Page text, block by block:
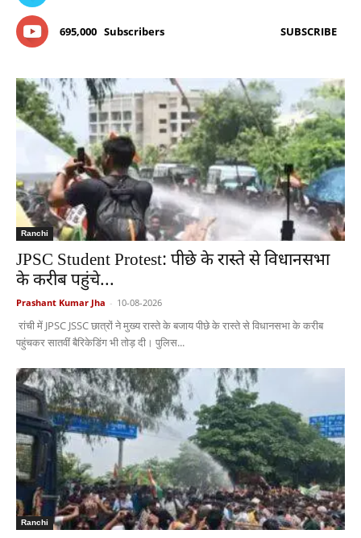
695,000 Subscribers SUBSCRIBE
Ranchi
JPSC Student Protest: पीछे के रास्ते से विधानसभा
के करीब पहुंचे...
Prashant Kumar Jha - 10-08-2026
रांची में JPSC JSSC छात्रों ने मुख्य रास्ते के बजाय पीछे के रास्ते से विधानसभा के करीब
पहुंचकर सातवीं बैरिकेडिंग भी तोड़ दी। पुलिस...
Ranchi